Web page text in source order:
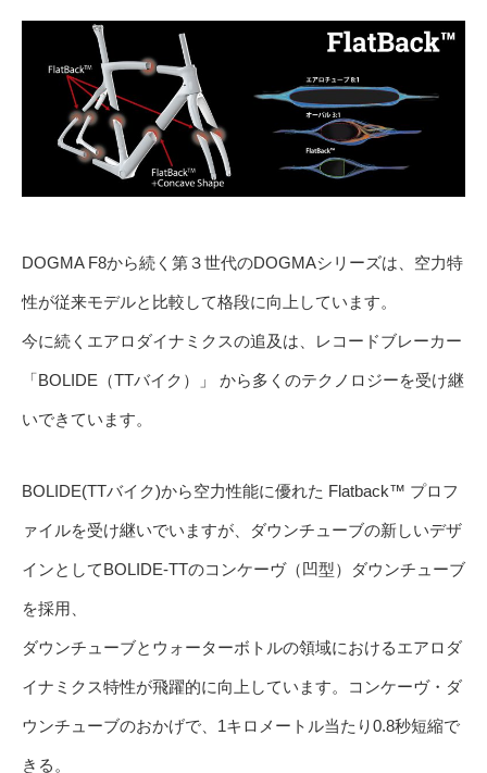
DOGMA F8から続く第３世代のDOGMAシリーズは、空力特
性が従来モデルと比較して格段に向上しています。
今に続くエアロダイナミクスの追及は、レコードブレーカー
「BOLIDE（TTバイク）」 から多くのテクノロジーを受け継
いできています。
BOLIDE(TTバイク)から空力性能に優れた Flatback™ プロフ
ァイルを受け継いでいますが、ダウンチューブの新しいデザ
インとしてBOLIDE-TTのコンケーヴ（凹型）ダウンチューブ
を採用、
ダウンチューブとウォーターボトルの領域におけるエアロダ
イナミクス特性が飛躍的に向上しています。コンケーヴ・ダ
ウンチューブのおかげで、1キロメートル当たり0.8秒短縮で
きる。